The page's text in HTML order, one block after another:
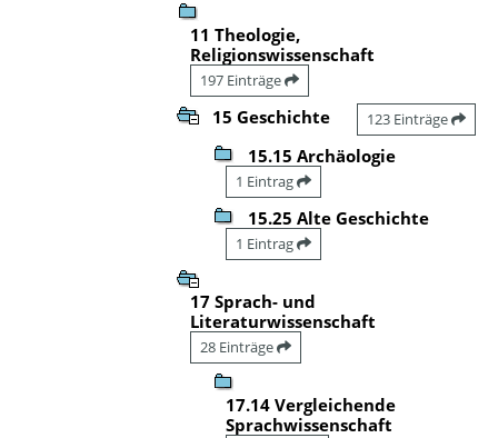
11 Theologie,
Religionswissenschaft
197 Einträge
15 Geschichte 123 Einträge
15.15 Archäologie
1 Eintrag
15.25 Alte Geschichte
1 Eintrag
17 Sprach- und
Literaturwissenschaft
28 Einträge
17.14 Vergleichende
Sprachwissenschaft